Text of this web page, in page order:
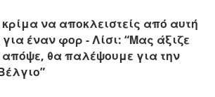
να αποκλειστείς από αυτή
έναν φορ - ​​Λίσι: “Μας άξιζε
απόψε, θα παλέψουμε για την